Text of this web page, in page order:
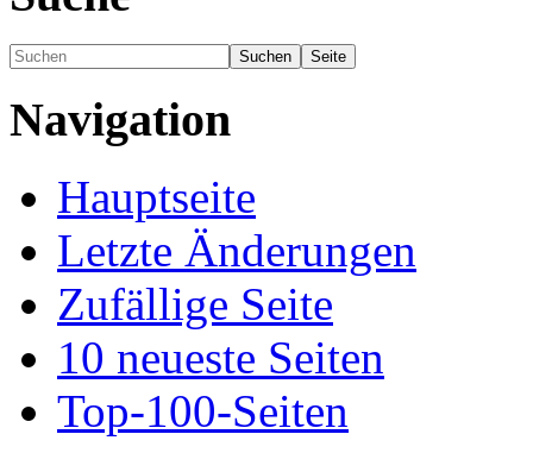
Navigation
Hauptseite
Letzte Änderungen
Zufällige Seite
10 neueste Seiten
Top-100-Seiten